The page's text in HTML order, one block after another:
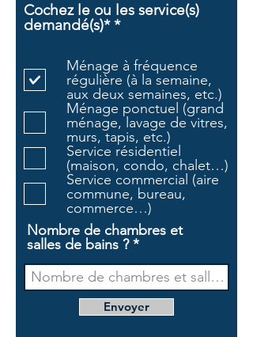
Cochez le ou les service(s)
demandé(s)* *O
g
a
t
o
i
r
e
Ménage à fréquence
régulière (à la semaine,
aux deux semaines, etc.)
Ménage ponctuel (grand
ménage, lavage de vitres,
murs, tapis, etc.)
Service résidentiel
(maison, condo, chalet…)
Service commercial (aire
commune, bureau,
commerce…)
Nombre de chambres et
salles de bains ?
Envoyer